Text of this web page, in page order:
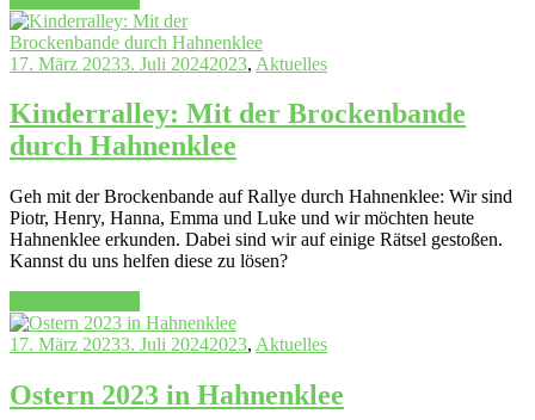
im
Harz
–
und
Teufelstreiben“
17. März 20233. Juli 20242023, Aktuelles
Kinderralley: Mit der Brockenbande
durch Hahnenklee
Geh mit der Brockenbande auf Rallye durch Hahnenklee: Wir sind
Piotr, Henry, Hanna, Emma und Luke und wir möchten heute
Hahnenklee erkunden. Dabei sind wir auf einige Rätsel gestoßen.
Kannst du uns helfen diese zu lösen?
Mit
der
durch
Hahnenklee“
17. März 20233. Juli 20242023, Aktuelles
Ostern 2023 in Hahnenklee